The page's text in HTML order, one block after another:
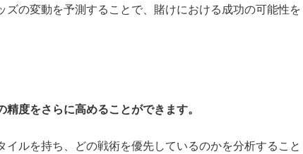
の変動を予測することで、賭けにおける成功の可能性を
度をさらに高めることができます。
ルを持ち、どの戦術を優先しているのかを分析すること